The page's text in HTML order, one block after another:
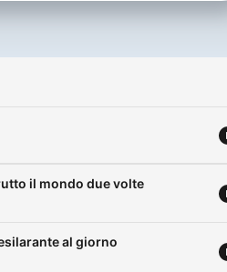
il mondo due volte
al giorno